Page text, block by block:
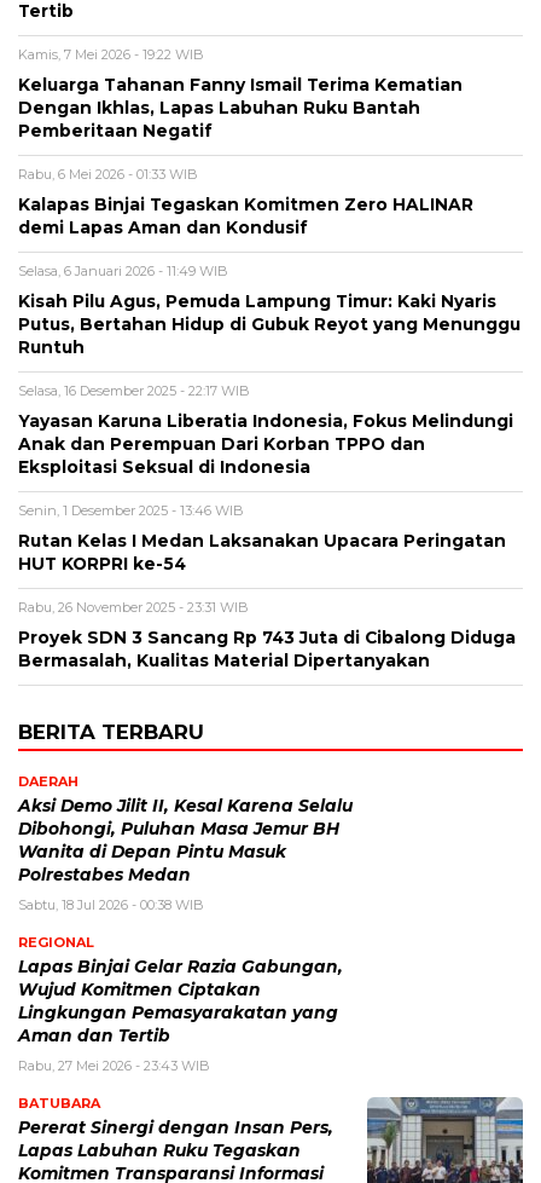
Tertib
Kamis, 7 Mei 2026 - 19:22 WIB
Keluarga Tahanan Fanny Ismail Terima Kematian
Dengan Ikhlas, Lapas Labuhan Ruku Bantah
Pemberitaan Negatif
Rabu, 6 Mei 2026 - 01:33 WIB
Kalapas Binjai Tegaskan Komitmen Zero HALINAR
demi Lapas Aman dan Kondusif
Selasa, 6 Januari 2026 - 11:49 WIB
Kisah Pilu Agus, Pemuda Lampung Timur: Kaki Nyaris
Putus, Bertahan Hidup di Gubuk Reyot yang Menunggu
Runtuh
Selasa, 16 Desember 2025 - 22:17 WIB
Yayasan Karuna Liberatia Indonesia, Fokus Melindungi
Anak dan Perempuan Dari Korban TPPO dan
Eksploitasi Seksual di Indonesia
Senin, 1 Desember 2025 - 13:46 WIB
Rutan Kelas I Medan Laksanakan Upacara Peringatan
HUT KORPRI ke-54
Rabu, 26 November 2025 - 23:31 WIB
Proyek SDN 3 Sancang Rp 743 Juta di Cibalong Diduga
Bermasalah, Kualitas Material Dipertanyakan
BERITA TERBARU
DAERAH
Aksi Demo Jilit II, Kesal Karena Selalu
Dibohongi, Puluhan Masa Jemur BH
Wanita di Depan Pintu Masuk
Polrestabes Medan
Sabtu, 18 Jul 2026 - 00:38 WIB
REGIONAL
Lapas Binjai Gelar Razia Gabungan,
Wujud Komitmen Ciptakan
Lingkungan Pemasyarakatan yang
Aman dan Tertib
Rabu, 27 Mei 2026 - 23:43 WIB
BATUBARA
Pererat Sinergi dengan Insan Pers,
Lapas Labuhan Ruku Tegaskan
Komitmen Transparansi Informasi